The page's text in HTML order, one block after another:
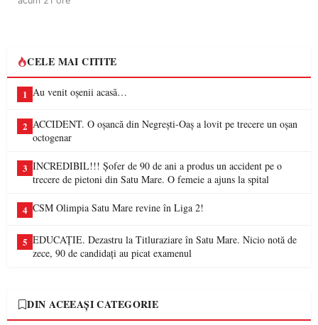
CELE MAI CITITE
1 Au venit oșenii acasă…
2 ACCIDENT. O oșancă din Negrești-Oaș a lovit pe trecere un oșan
octogenar
3 INCREDIBIL!!! Șofer de 90 de ani a produs un accident pe o
trecere de pietoni din Satu Mare. O femeie a ajuns la spital
4 CSM Olimpia Satu Mare revine în Liga 2!
5 EDUCAȚIE. Dezastru la Titluraziare în Satu Mare. Nicio notă de
zece, 90 de candidați au picat examenul
DIN ACEEAȘI CATEGORIE